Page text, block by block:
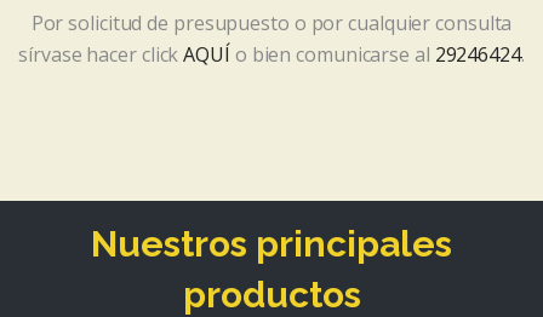
Por solicitud de presupuesto o por cualquier consulta
sírvase hacer clickAQUÍ o bien comunicarse al 29246424.
Nuestros principales
productos